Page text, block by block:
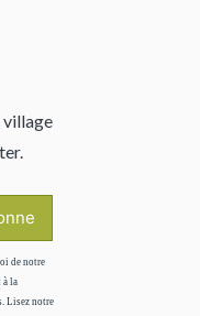
village
de notre
à la
Lisez notre